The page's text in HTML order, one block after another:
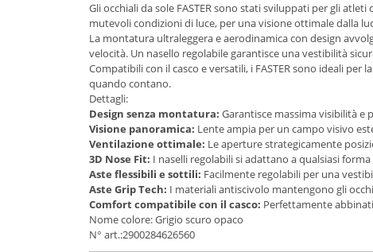
Gli occhiali da sole FASTER sono stati sviluppati per gli
mutevoli condizioni di luce, per una visione ottimale dalla
La montatura ultraleggera e aerodinamica con design
velocità. Un nasello regolabile garantisce una vestibilità
Compatibili con il casco e versatili, i FASTER sono ideali
quando contano.
Dettagli:
Design senza montatura: Garantisce massima visibilità e
Visione panoramica: Lente ampia per un campo visivo
Ventilazione ottimale: Le aperture strategicamente
3D Nose Fit: I naselli regolabili si adattano a qualsiasi
Aste flessibili e sottili: Facilmente regolabili per una
Aste Grip Tech: I materiali antiscivolo mantengono gli
Comfort compatibile con il casco: Perfettamente
Nome colore: Grigio scuro opaco
N° art.:2900284626560